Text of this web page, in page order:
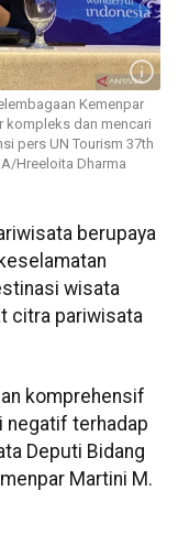
Kemenpar
kompleks dan mencari
pers UN Tourism 37th
Hreeloita Dharma
berupaya
wisata
citra pariwisata
komprehensif
negatif terhadap
Deputi Bidang
Martini M.